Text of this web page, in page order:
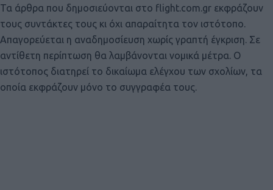
Τα άρθρα που δημοσιεύονται στο flight.com.gr εκφράζουν
τους συντάκτες τους κι όχι απαραίτητα τον ιστότοπο.
Απαγορεύεται η αναδημοσίευση χωρίς γραπτή έγκριση. Σε
αντίθετη περίπτωση θα λαμβάνονται νομικά μέτρα. Ο
ιστότοπος διατηρεί το δικαίωμα ελέγχου των σχολίων, τα
οποία εκφράζουν μόνο το συγγραφέα τους.